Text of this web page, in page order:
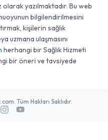
yazılmaktadır. Bu web
bilgilendirilmesini
kişilerin sağlık
uzmana ulaşmasını
herhangi bir Sağlık Hizmeti
bir öneri ve tavsiyede
Tüm Hakları Saklıdır.